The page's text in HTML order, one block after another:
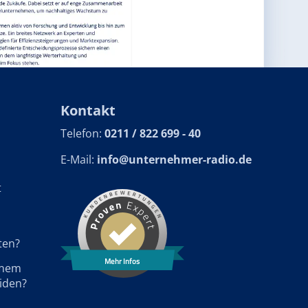
Kontakt
Telefon: 0211 / 822 699 - 40
E-Mail: info@unternehmer-radio.de
Mehr Infos